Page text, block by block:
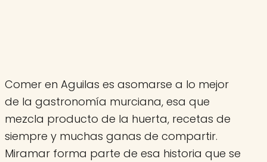
Comer en Aguilas es asomarse a lo mejor
de la gastronomía murciana, esa que
mezcla producto de la huerta, recetas de
siempre y muchas ganas de compartir.
Miramar forma parte de esa historia que se